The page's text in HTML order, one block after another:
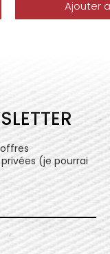
Ajouter
(je pourrai